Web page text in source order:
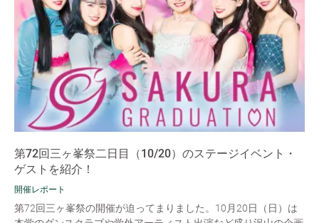
第72回三ヶ峯祭二日目（10/20）のステージイベント・
ゲストを紹介！
開催レポート
第72回三ヶ峯祭の開催が迫ってまりました。10月20日（日）は